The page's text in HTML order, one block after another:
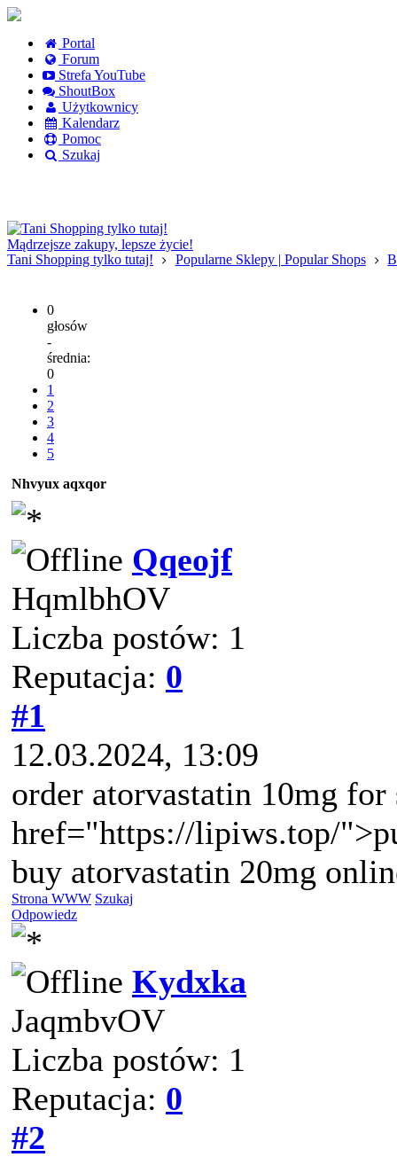
Portal
Forum
Strefa YouTube
ShoutBox
Użytkownicy
Kalendarz
Pomoc
Szukaj
Mądrzejsze zakupy, lepsze życie!
Tani Shopping tylko tutaj!
Popularne Sklepy | Popular Shops
0
głosów
-
średnia:
0
1
2
3
4
5
Nhvyux aqxqor
Qqeojf
HqmlbhOV
Liczba postów: 1
Reputacja: 0
#1
12.03.2024, 13:09
order atorvastatin 10mg for
href="https://lipiws.top/
buy atorvastatin 20mg
Strona WWW Szukaj
Odpowiedz
Kydxka
JaqmbvOV
Liczba postów: 1
Reputacja: 0
#2